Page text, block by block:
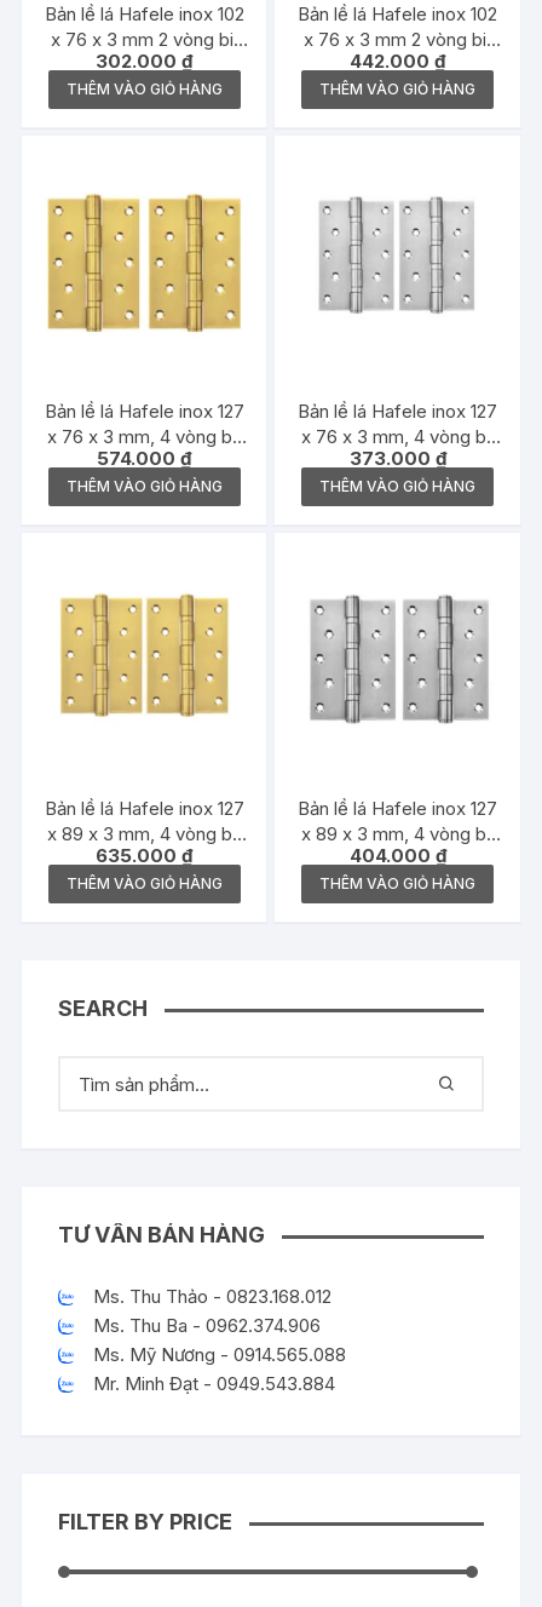
Bản lề lá Hafele inox 102
x 76 x 3 mm 2 vòng bi,
inox mờ – 489.05.021
302.000₫
THÊM VÀO GIỎ HÀNG
Bản lề lá Hafele inox 102
x 76 x 3 mm 2 vòng bi,
inox mờ – 489.05.023
442.000₫
THÊM VÀO GIỎ HÀNG
Bản lề lá Hafele inox 127
x 76 x 3 mm, 4 vòng bi,
đồng bóng – 489.05.028
574.000₫
THÊM VÀO GIỎ HÀNG
Bản lề lá Hafele inox 127
x 76 x 3 mm, 4 vòng bi,
inox mờ – 489.05.027
373.000 ₫
THÊM VÀO GIỎ HÀNG
Bản lề lá Hafele inox 127
x 89 x 3 mm, 4 vòng bi,
đồng bóng – 489.05.026
635.000₫
THÊM VÀO GIỎ HÀNG
Bản lề lá Hafele inox 127
x 89 x 3 mm, 4 vòng bi,
inox mờ – 489.05.025
404.000 ₫
THÊM VÀO GIỎ HÀNG
SEARCH
TƯ VẤN BÁN HÀNG
Ms. Thu Thảo - 0823.168.012
Ms. Thu Ba - 0962.374.906
Ms. Mỹ Nương - 0914.565.088
Mr. Minh Đạt - 0949.543.884
FILTER BY PRICE